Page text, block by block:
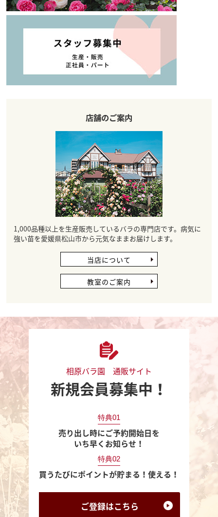
店舗のご案内
1,000品種以上を生産販売しているバラの専門店です。病気に
強い苗を愛媛県松山市から元気なままお届けします。
当店について
教室のご案内
相原バラ園 通販サイト
新規会員募集中！
特典01
売り出し時にご予約開始日を
いち早くお知らせ！
特典02
買うたびにポイントが貯まる！使える！
ご登録はこちら